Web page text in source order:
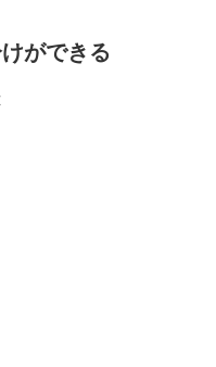
ができる